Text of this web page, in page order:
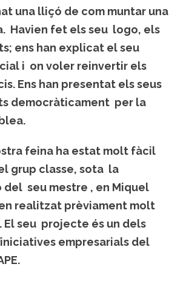
una lliçó de com muntar una
Havien fet els seu logo, els
ens han explicat el seu
i on voler reinvertir els
Ens han presentat els seus
democràticament per la
feina ha estat molt fàcil
grup classe, sota la
seu mestre , en Miquel
realitzat prèviament molt
El seu projecte és un dels
empresarials del